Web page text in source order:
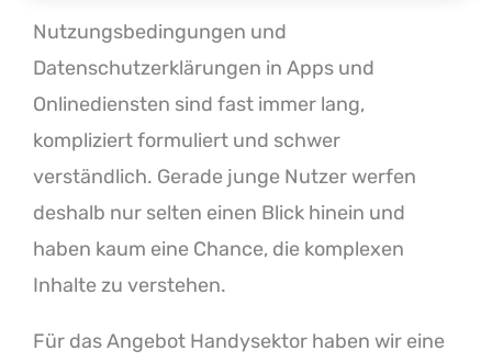
Nutzungsbedingungen und
Datenschutzerklärungen in Apps und
Onlinediensten sind fast immer lang,
kompliziert formuliert und schwer
verständlich. Gerade junge Nutzer werfen
deshalb nur selten einen Blick hinein und
haben kaum eine Chance, die komplexen
Inhalte zu verstehen.
Für das Angebot Handysektor haben wir eine